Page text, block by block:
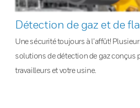
Détection de gaz et de
Une sécurité toujours à l’affût!
solutions de détection de gaz conçus
travailleurs et votre usine.